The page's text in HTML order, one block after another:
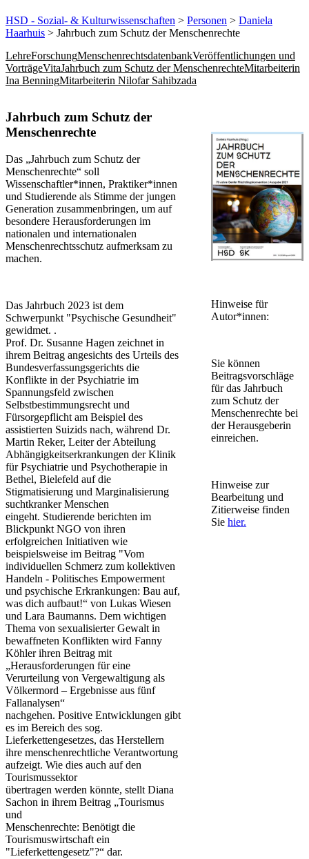
HSD - Sozial- & Kulturwissenschaften > Personen > Daniela
Haarhuis > Jahrbuch zum Schutz der Menschenrechte
LehreForschungMenschenrechtsdatenbankVeröffentlichungen und
VorträgeVitaJahrbuch zum Schutz der MenschenrechteMitarbeiterin
Ina BenningMitarbeiterin Nilofar Sahibzada
​​​​​​​​​​​​​​​​Jahrbuch zum Schutz der
Menschenrechte
Das „Jahrbuch zum Schutz der
Menschenrechte“ soll
Wissenschaftler*innen, Praktiker*innen
und Studierende als Stimme der jungen
Generation zusammenbringen, um auf
besondere Herausforderungen im
nationalen und internationalen
Menschenrechtsschutz aufmerksam zu
machen.
Das Jahrbuch 2023 ist dem
Schwerpunkt "Psychische Gesundheit"
gewidmet. .
Prof. Dr. Susanne Hagen zeichnet in
ihrem Beitrag angesichts des Urteils des
Bundesverfassungsgerichts die
Konflikte in der Psychiatrie im
Spannungsfeld zwischen
Selbstbestimmungsrecht und
Fürsorgepflicht am Beispiel des
assistierten Suizids nach, während Dr.
Martin Reker, Leiter der Abteilung
Abhängigkeitserkrankungen der Klinik
für Psychiatrie und Psychotherapie in
Bethel, Bielefeld auf die
Stigmatisierung und Marginalisierung
suchtkranker Menschen
eingeht. Studierende berichten im
Blickpunkt NGO von ihren
erfolgreichen Initiativen wie
beispielsweise im Beitrag "Vom
individuellen Schmerz zum kollektiven
Handeln - Politisches Empowerment
und psychische Erkrankungen: Bau auf,
was dich aufbaut!“ von Lukas Wiesen
und Lara Baumanns. Dem wichtigen
Thema von sexualisierter Gewalt in
bewaffneten Konflikten wird Fanny
Köhler ihren Beitrag mit
„Herausforderungen für eine
Verurteilung von Vergewaltigung als
Völkermord – Ergebnisse aus fünf
Fallanalysen“
nachgehen. Positive Entwicklungen gibt
es im Bereich des sog.
Lieferkettengesetzes, das Herstellern
ihre menschenrechtliche Verantwortung
aufzeigt. Wie dies auch auf den
Tourismussektor
übertragen werden könnte, stellt Diana
Sachon in ihrem Beitrag „Tourismus
und
Menschenrechte: Benötigt die
Tourismuswirtschaft ein
"Lieferkettengesetz"?“ dar.
Hinweise für
Autor*innen:
Sie können
Beitragsvorschläge
für das Jahrbuch
zum Schutz der
Menschenrechte bei
der Herausgeberin
einreichen.
Hinweise zur
Bearbeitung und
Zitierweise finden
Siehier.